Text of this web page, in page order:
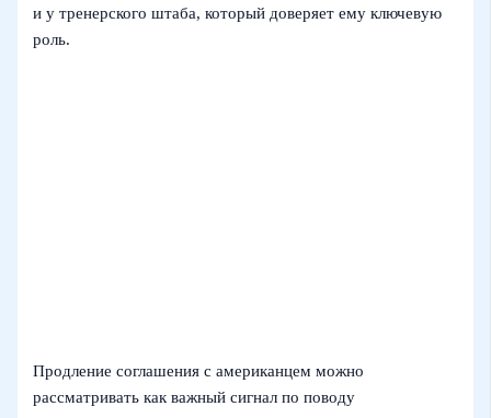
и у тренерского штаба, который доверяет ему ключевую
роль.
Продление соглашения с американцем можно
рассматривать как важный сигнал по поводу